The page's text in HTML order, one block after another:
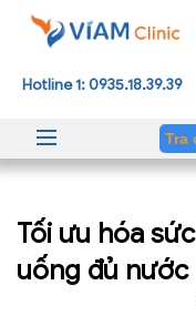
Hotline 1: 0935.18.39.39
Tra
Tối ưu hóa
uống đủ nước